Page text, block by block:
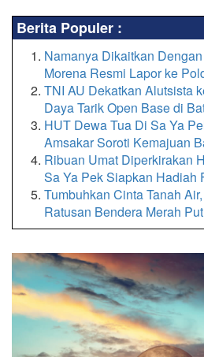
Berita Populer :
Namanya Dikaitkan
Morena Resmi Lapor ke
TNI AU Dekatkan Alutsista
Daya Tarik Open Base di
HUT Dewa Tua Di Sa Ya
Amsakar Soroti Kemajuan
Ribuan Umat Diperkirakan
Sa Ya Pek Siapkan Hadiah
Tumbuhkan Cinta Tanah
Ratusan Bendera Merah